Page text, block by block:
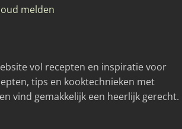
melden
vol recepten en inspiratie voor
tips en kooktechnieken met
vind gemakkelijk een heerlijk gerecht.